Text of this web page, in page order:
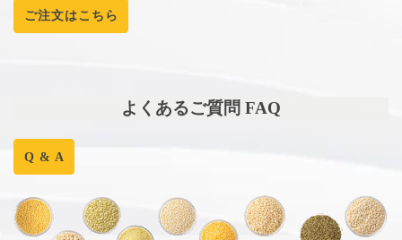
ご注文はこちら
よくあるご質問 FAQ
Q & A